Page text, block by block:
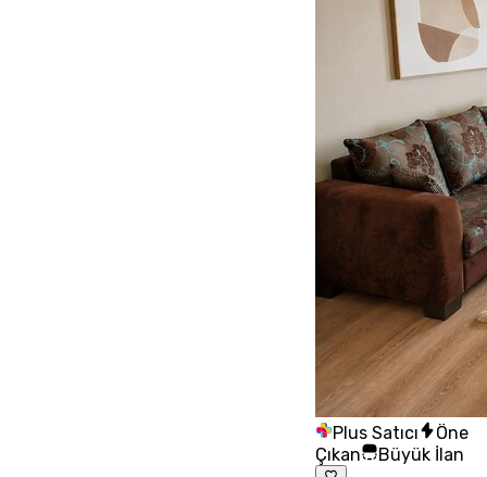
Plus Satıcı
Öne
Çıkan
Büyük İlan